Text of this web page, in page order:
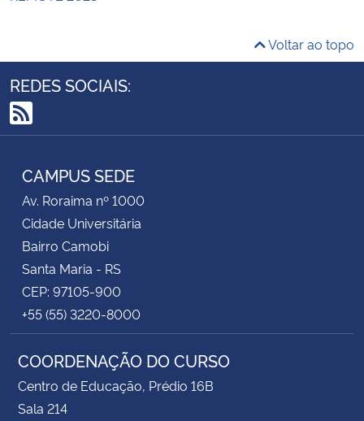
Voltar ao topo
REDES SOCIAIS:
RSS
CAMPUS SEDE
Av. Roraima nº 1000
Cidade Universitária
Bairro Camobi
Santa Maria - RS
CEP: 97105-900
+55 (55) 3220-8000
COORDENAÇÃO DO CURSO
Centro de Educação, Prédio 16B
Sala 214